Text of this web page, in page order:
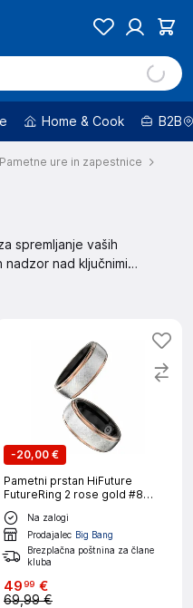
Home & Cook B2B
Pametne ure in zapestnice
spremljanje vaših
nad ključnimi
-20,00 €
Pametni prstan HiFuture
FutureRing 2 rose gold #8
60mm
Na zalogi
Prodajalec Big Bang
Brezplačna poštnina za člane
kluba
4999 €
69,99 €